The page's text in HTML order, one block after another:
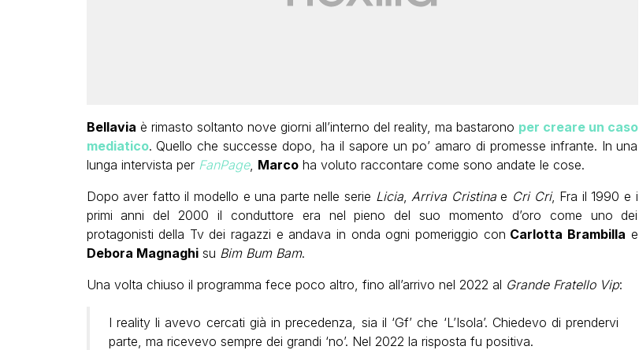
Bellavia è rimasto soltanto nove giorni all’interno del reality, ma bastarono per creare un caso
mediatico. Quello che successe dopo, ha il sapore un po’ amaro di promesse infrante. In una
lunga intervista per FanPage, Marcoha voluto raccontare come sono andate le cose.
Dopo aver fatto il modello e una parte nelle serie Licia, Arriva Cristinae Cri Cri, Fra il 1990 e i
primi anni del 2000 il conduttore era nel pieno del suo momento d’oro come uno dei
protagonisti della Tv dei ragazzi e andava in onda ogni pomeriggio con Carlotta Brambilla e
Debora Magnaghisu Bim Bum Bam.
Una volta chiuso il programma fece poco altro, fino all’arrivo nel 2022 al Grande Fratello Vip:
I reality li avevo cercati già in precedenza, sia il ‘Gf’ che ‘L’Isola’. Chiedevo di prendervi
parte, ma ricevevo sempre dei grandi ‘no’. Nel 2022 la risposta fu positiva.